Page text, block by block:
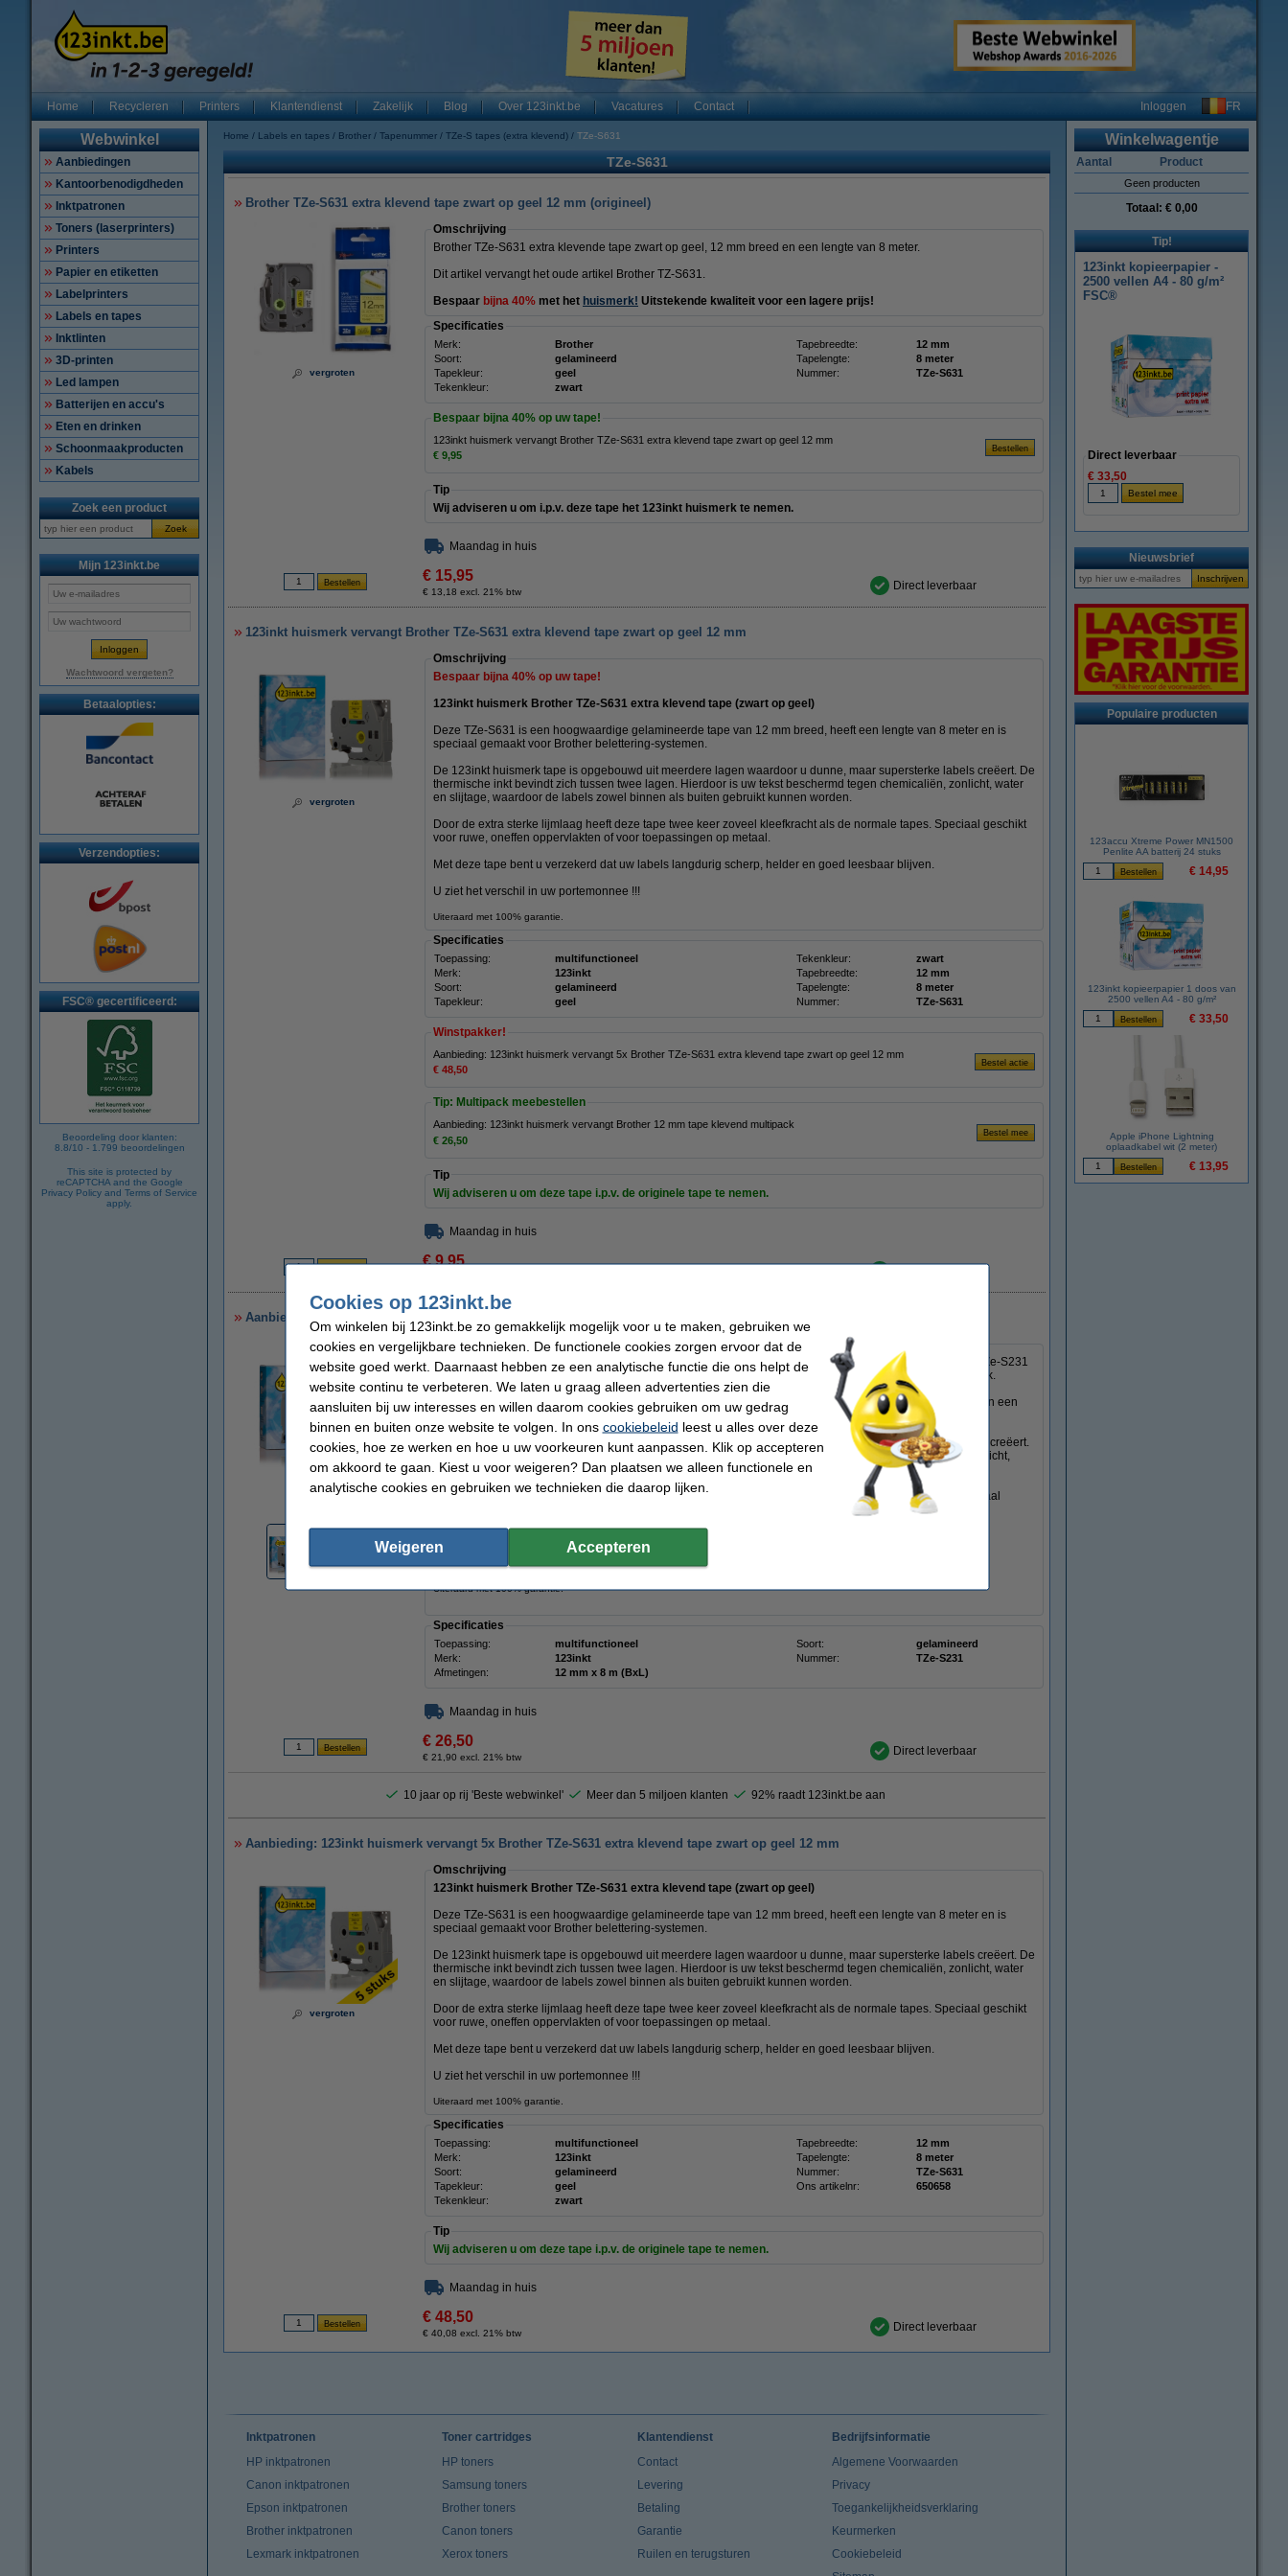
Home Recycleren Printers Klantendienst Zakelijk Blog Over 123inkt.be Vacatures Contact Inloggen FR
Webwinkel
Aanbiedingen
Kantoorbenodigdheden
Inktpatronen
Toners (laserprinters)
Printers
Papier en etiketten
Labelprinters
Labels en tapes
Inktlinten
3D-printen
Led lampen
Batterijen en accu's
Eten en drinken
Schoonmaakproducten
Kabels
Zoek een product
Zoek
Mijn 123inkt.be
Wachtwoord vergeten?
Betaalopties:
Verzendopties:
FSC® gecertificeerd:
Beoordeling door klanten:
8.8/10 - 1.799 beoordelingen
This site is protected by
reCAPTCHA and the Google
Privacy Policy and Terms of Service
apply.
Home Labels en tapes Brother Tapenummer TZe-S tapes (extra klevend) TZe-S631
TZe-S631
Brother TZe-S631 extra klevend tape zwart op geel 12 mm (origineel)
vergroten
Omschrijving
Brother TZe-S631 extra klevende tape zwart op geel, 12 mm breed en een lengte van 8 meter.
Dit artikel vervangt het oude artikel Brother TZ-S631.
Bespaar bijna 40% met het huismerk! Uitstekende kwaliteit voor een lagere prijs!
Specificaties
Merk: Brother Tapebreedte:
12 mm
Soort:
gelamineerd Tapelengte:
8 meter
Tapekleur:
geel Nummer:
TZe-S631
Tekenkleur:
zwart
Bespaar bijna 40% op uw tape!
123inkt huismerk vervangt Brother TZe-S631 extra klevend tape zwart op geel 12 mm
€ 9,95
Tip
Wij adviseren u om i.p.v. deze tape het 123inkt huismerk te nemen.
Maandag in huis
€ 15,95
€ 13,18 excl. 21% btw Direct leverbaar
123inkt huismerk vervangt Brother TZe-S631 extra klevend tape zwart op geel 12 mm
vergroten
Omschrijving
Bespaar bijna 40% op uw tape!
123inkt huismerk Brother TZe-S631 extra klevend tape (zwart op geel)
Deze TZe-S631 is een hoogwaardige gelamineerde tape van 12 mm breed, heeft een lengte van 8 meter en is
speciaal gemaakt voor Brother belettering-systemen.
De 123inkt huismerk tape is opgebouwd uit meerdere lagen waardoor u dunne, maar supersterke labels creëert. De
thermische inkt bevindt zich tussen twee lagen. Hierdoor is uw tekst beschermd tegen chemicaliën, zonlicht, water
en slijtage, waardoor de labels zowel binnen als buiten gebruikt kunnen worden.
Door de extra sterke lijmlaag heeft deze tape twee keer zoveel kleefkracht als de normale tapes. Speciaal geschikt
voor ruwe, oneffen oppervlakten of voor toepassingen op metaal.
Met deze tape bent u verzekerd dat uw labels langdurig scherp, helder en goed leesbaar blijven.
U ziet het verschil in uw portemonnee !!!
Uiteraard met 100% garantie.
Specificaties
Toepassing: multifunctioneel Tekenkleur:
zwart
Merk:
123inkt Tapebreedte:
12 mm
Soort:
gelamineerd Tapelengte:
8 meter
Tapekleur:
geel Nummer: TZe-S631
Winstpakker!
Aanbieding: 123inkt huismerk vervangt 5x Brother TZe-S631 extra klevend tape zwart op geel 12 mm
€ 48,50
Tip: Multipack meebestellen
Aanbieding: 123inkt huismerk vervangt Brother 12 mm tape klevend multipack
€ 26,50
Tip
Wij adviseren u om deze tape i.p.v. de originele tape te nemen.
Maandag in huis
€ 9,95
Aanbieding: 123inkt huismerk vervangt Brother 12 mm tape klevend multipack
vergroten
Omschrijving
Profiteer van deze aanbieding en haal een complete set met extra klevende tapes in huis. U ontvangt de TZe-S231
(zwart op wit), TZe-S631 (zwart op geel) en TZe-S131 (zwart op transparant) tapes van het 123inkt huismerk.
De TZe-S231, TZe-S631 en TZe-S131 zijn hoogwaardige gelamineerde tapes van 12 mm breed. Ze hebben een
lengte van 8 meter en zijn speciaal gemaakt voor Brother beletteringsystemen.
De 123inkt huismerktapes zijn opgebouwd uit meerdere lagen waardoor u dunne, maar supersterke labels creëert.
De thermische inkt bevindt zich tussen twee lagen. Hierdoor is uw tekst beschermd tegen chemicaliën, zonlicht,
water en slijtage, waardoor de labels zowel binnen als buiten gebruikt kunnen worden.
Door de extra sterke lijmlaag hebben deze tapes twee keer zoveel kleefkracht als de normale tapes. Speciaal
U ziet het verschil in uw portemonnee !!!
Uiteraard met 100% garantie.
Specificaties
Toepassing: multifunctioneel Soort:
gelamineerd
Merk:
123inkt Nummer:
TZe-S231
Afmetingen:
12 mm x 8 m (BxL)
Maandag in huis
€ 26,50
€ 21,90 excl. 21% btw Direct leverbaar
10 jaar op rij 'Beste webwinkel' Meer dan 5 miljoen klanten 92% raadt 123inkt.be aan
Aanbieding: 123inkt huismerk vervangt 5x Brother TZe-S631 extra klevend tape zwart op geel 12 mm
vergroten
Omschrijving
123inkt huismerk Brother TZe-S631 extra klevend tape (zwart op geel)
Deze TZe-S631 is een hoogwaardige gelamineerde tape van 12 mm breed, heeft een lengte van 8 meter en is
speciaal gemaakt voor Brother belettering-systemen.
De 123inkt huismerk tape is opgebouwd uit meerdere lagen waardoor u dunne, maar supersterke labels creëert. De
thermische inkt bevindt zich tussen twee lagen. Hierdoor is uw tekst beschermd tegen chemicaliën, zonlicht, water
en slijtage, waardoor de labels zowel binnen als buiten gebruikt kunnen worden.
Door de extra sterke lijmlaag heeft deze tape twee keer zoveel kleefkracht als de normale tapes. Speciaal geschikt
voor ruwe, oneffen oppervlakten of voor toepassingen op metaal.
Met deze tape bent u verzekerd dat uw labels langdurig scherp, helder en goed leesbaar blijven.
U ziet het verschil in uw portemonnee !!!
Uiteraard met 100% garantie.
Specificaties
Toepassing: multifunctioneel Tapebreedte:
12 mm
Merk:
123inkt Tapelengte:
8 meter
Soort:
gelamineerd Nummer:
TZe-S631
Tapekleur:
geel Ons artikelnr:
650658
Tekenkleur:
zwart
Tip
Wij adviseren u om deze tape i.p.v. de originele tape te nemen.
Maandag in huis
€ 48,50
€ 40,08 excl. 21% btw Direct leverbaar
Winkelwagentje
Aantal Product
Geen producten
Totaal: € 0,00
Tip!
123inkt kopieerpapier -
2500 vellen A4 - 80 g/m²
FSC®
Direct leverbaar
€ 33,50
Nieuwsbrief
Populaire producten
123accu Xtreme Power MN1500
Penlite AA batterij 24 stuks
€ 14,95
123inkt kopieerpapier 1 doos van
2500 vellen A4 - 80 g/m²
€ 33,50
Apple iPhone Lightning
oplaadkabel wit (2 meter)
€ 13,95
Inktpatronen
HP inktpatronen
Canon inktpatronen
Epson inktpatronen
Brother inktpatronen
Lexmark inktpatronen
Toner cartridges
HP toners
Samsung toners
Brother toners
Canon toners
Xerox toners
Klantendienst
Contact
Levering
Betaling
Garantie
Ruilen en terugsturen
Bedrijfsinformatie
Algemene Voorwaarden
Privacy
Toegankelijkheidsverklaring
Keurmerken
Cookiebeleid
Cookies op 123inkt.be
Om winkelen bij 123inkt.be zo gemakkelijk mogelijk voor u te maken, gebruiken we
cookies en vergelijkbare technieken. De functionele cookies zorgen ervoor dat de
website goed werkt. Daarnaast hebben ze een analytische functie die ons helpt de
website continu te verbeteren. We laten u graag alleen advertenties zien die
aansluiten bij uw interesses en willen daarom cookies gebruiken om uw gedrag
binnen en buiten onze website te volgen. In ons cookiebeleid leest u alles over deze
cookies, hoe ze werken en hoe u uw voorkeuren kunt aanpassen. Klik op accepteren
om akkoord te gaan. Kiest u voor weigeren? Dan plaatsen we alleen functionele en
analytische cookies en gebruiken we technieken die daarop lijken.
Weigeren Accepteren